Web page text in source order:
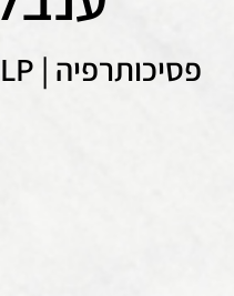
פסיכותרפיה | NLP | הדרכת הורים